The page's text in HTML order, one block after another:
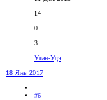
14
0
3
Улан-Удэ
18 Янв 2017
#6